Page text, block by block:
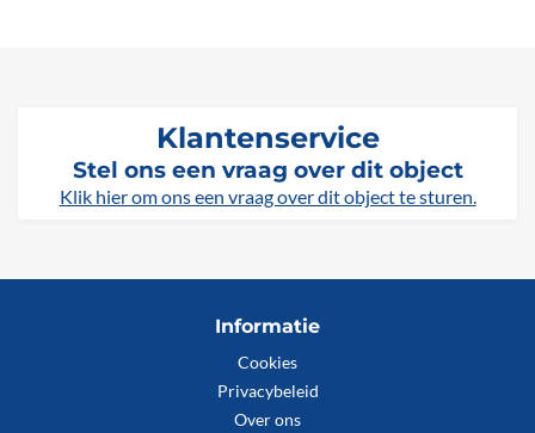
Klantenservice
Stel ons een vraag over dit object
Klik hier om ons een vraag over dit object te sturen.
Informatie
Cookies
Privacybeleid
Over ons